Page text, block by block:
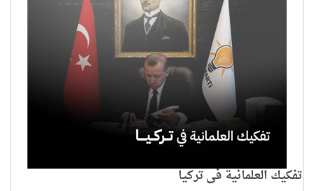
تفكيك العلمانية في تركيا